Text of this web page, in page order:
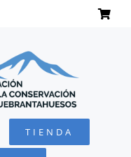
TIENDA